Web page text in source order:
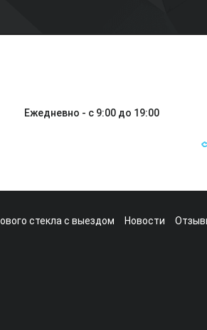
Ежедневно - с 9:00 до 19:00
стекла с выездом Новости